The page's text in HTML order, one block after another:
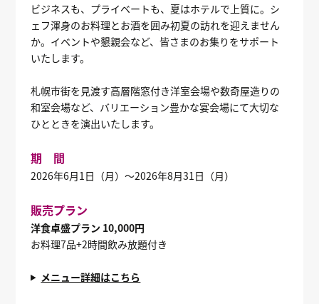
ビジネスも、プライベートも、夏はホテルで上質に。シ
ェフ渾身のお料理とお酒を囲み初夏の訪れを迎えません
か。イベントや懇親会など、皆さまのお集りをサポート
いたします。
札幌市街を見渡す高層階窓付き洋室会場や数奇屋造りの
和室会場など、バリエーション豊かな宴会場にて大切な
ひとときを演出いたします。
期 間
2026年6月1日（月）～2026年8月31日（月）
販売プラン
洋食卓盛プラン 10,000円
お料理7品+2時間飲み放題付き
メニュー詳細はこちら